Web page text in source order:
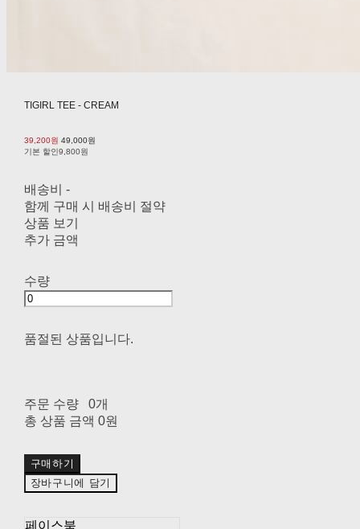
TIGIRL TEE - CREAM
39,200원 49,000원
기본 할인9,800원
배송비 -
함께 구매 시 배송비 절약
상품 보기
추가 금액
수량
품절된 상품입니다.
주문 수량
0개
총 상품 금액 0원
구매하기
장바구니에 담기
페이스북